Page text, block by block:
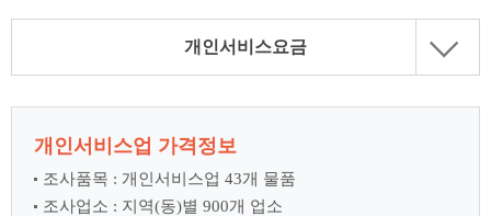
개인서비스요금
개인서비스업 가격정보
조사품목 : 개인서비스업 43개 물품
조사업소 : 지역(동)별 900개 업소